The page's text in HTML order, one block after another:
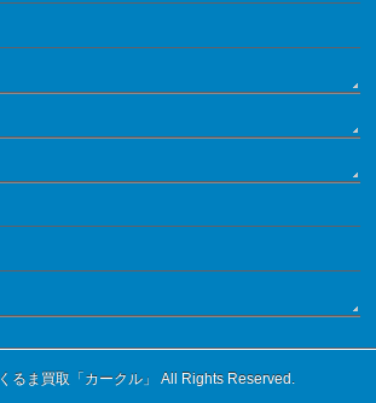
くるま買取「カークル」 All Rights Reserved.